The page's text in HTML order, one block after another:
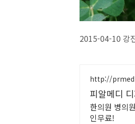
2015-04-10 강
http://
피알메디
한의원 병의
인무료!